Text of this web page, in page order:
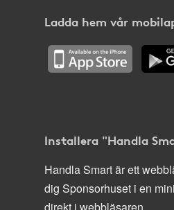
Ladda hem vår
Installera "Handla
Handla Smart är ett
dig Sponsorhuset i en
direkt i webbläsaren.